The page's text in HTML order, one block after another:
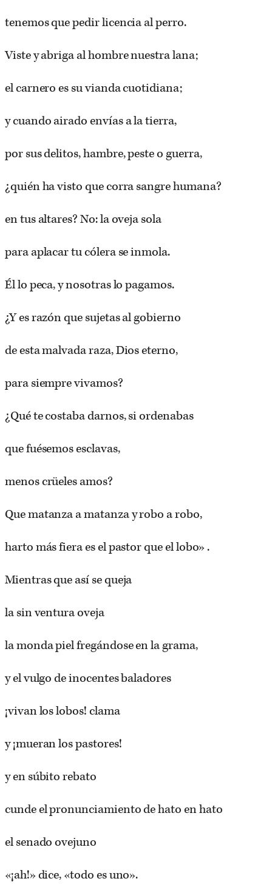
tenemos que pedir licencia al perro.
Viste y abriga al hombre nuestra lana;
el carnero es su vianda cuotidiana;
y cuando airado envías a la tierra,
por sus delitos, hambre, peste o guerra,
¿quién ha visto que corra sangre humana?
en tus altares? No: la oveja sola
para aplacar tu cólera se inmola.
Él lo peca, y nosotras lo pagamos.
¿Y es razón que sujetas al gobierno
de esta malvada raza, Dios eterno,
para siempre vivamos?
¿Qué te costaba darnos, si ordenabas
que fuésemos esclavas,
menos crüeles amos?
Que matanza a matanza y robo a robo,
harto más fiera es el pastor que el lobo» .
Mientras que así se queja
la sin ventura oveja
la monda piel fregándose en la grama,
y el vulgo de inocentes baladores
¡vivan los lobos! clama
y ¡mueran los pastores!
y en súbito rebato
cunde el pronunciamiento de hato en hato
el senado ovejuno
«¡ah!» dice, «todo es uno».